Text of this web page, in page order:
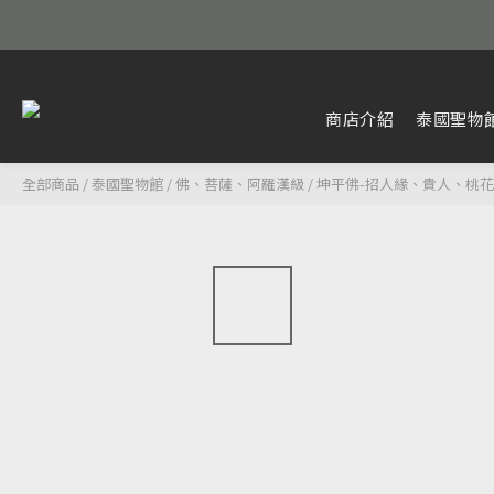
商店介紹 泰國聖物
全部商品 /泰國聖物館 /佛、菩薩、阿羅漢級 /坤平佛-招人緣、貴人、桃